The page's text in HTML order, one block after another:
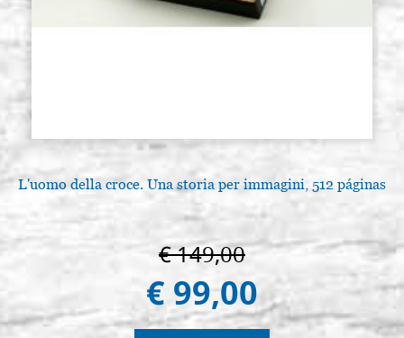
L'uomo della croce. Una storia per immagini, 512 páginas
€ 149,00
€ 99,00